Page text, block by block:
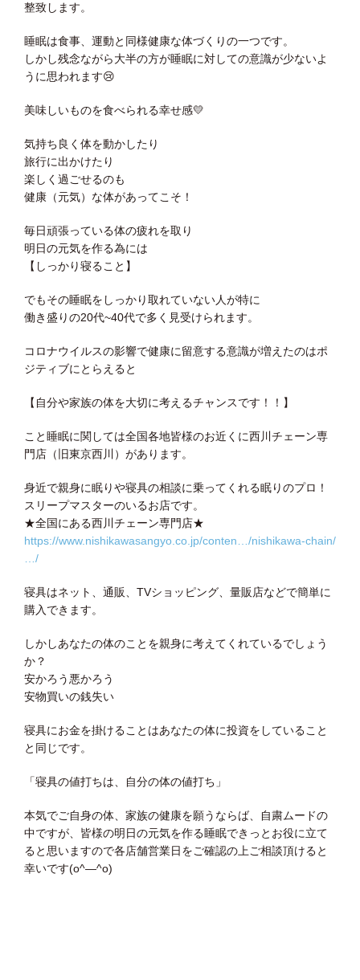
整致します。
睡眠は食事、運動と同様健康な体づくりの一つです。
しかし残念ながら大半の方が睡眠に対しての意識が少ないよ
うに思われます😢
美味しいものを食べられる幸せ感💛
気持ち良く体を動かしたり
旅行に出かけたり
楽しく過ごせるのも
健康（元気）な体があってこそ！
毎日頑張っている体の疲れを取り
明日の元気を作る為には
【しっかり寝ること】
でもその睡眠をしっかり取れていない人が特に
働き盛りの20代~40代で多く見受けられます。
コロナウイルスの影響で健康に留意する意識が増えたのはポ
ジティブにとらえると
【自分や家族の体を大切に考えるチャンスです！！】
こと睡眠に関しては全国各地皆様のお近くに西川チェーン専
門店（旧東京西川）があります。
身近で親身に眠りや寝具の相談に乗ってくれる眠りのプロ！
スリープマスターのいるお店です。
★全国にある西川チェーン専門店★
https://www.nishikawasangyo.co.jp/conten…/nishikawa-chain/
…/
寝具はネット、通販、TVショッピング、量販店などで簡単に
購入できます。
しかしあなたの体のことを親身に考えてくれているでしょう
か？
安かろう悪かろう
安物買いの銭失い
寝具にお金を掛けることはあなたの体に投資をしていること
と同じです。
「寝具の値打ちは、自分の体の値打ち」
本気でご自身の体、家族の健康を願うならば、自粛ムードの
中ですが、皆様の明日の元気を作る睡眠できっとお役に立て
ると思いますので各店舗営業日をご確認の上ご相談頂けると
幸いです(o^―^o)